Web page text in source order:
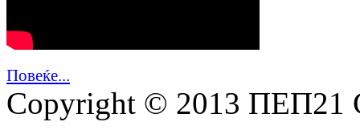
Повеќе...
Copyright © 2013 ПЕП21